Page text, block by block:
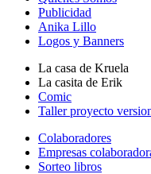
Publicidad
Anika Lillo
Logos y Banners
La casa de Kruela
La casita de Erik
Comic
Taller proyecto
Colaboradores
Empresas
Sorteo libros